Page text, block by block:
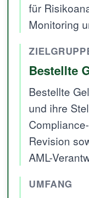
für
Monitoring
Bestellte
Bestellte
und ihre
Revision
AML-
UMFANG